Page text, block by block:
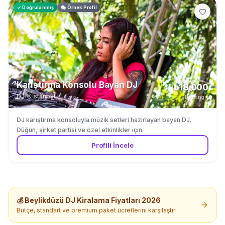
✓ Doğrulanmış 🎭 Örnek Profil
Karıştırma Konsolu Bayan DJ
DJ· İstanbul
₺18.000
başlangıç
DJ karıştırma konsoluyla müzik setleri hazırlayan bayan DJ.
Düğün, şirket partisi ve özel etkinlikler için.
Profili İncele
💰Beylikdüzü DJ Kiralama Fiyatları 2026
Bütçe, standart ve premium paket ücretlerini karşılaştır